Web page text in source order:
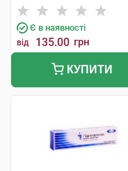
Бельгія
Є в наявності
від 135.00 грн
КУПИТИ